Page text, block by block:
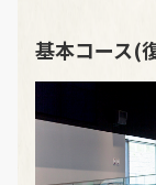
基本コース(